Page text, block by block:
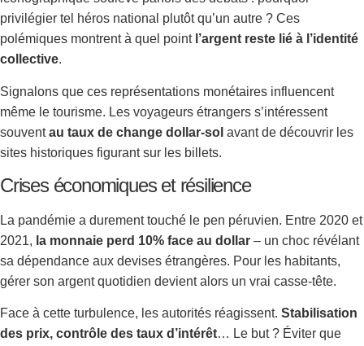
privilégier tel héros national plutôt qu’un autre ? Ces
polémiques montrent à quel point l’argent reste lié à l’identité
collective.
Signalons que ces représentations monétaires influencent
même le tourisme. Les voyageurs étrangers s’intéressent
souventau taux de change dollar-sol avant de découvrir les
sites historiques figurant sur les billets.
Crises économiques et résilience
La pandémie a durement touché le pen péruvien. Entre 2020 et
2021, la monnaie perd 10% face au dollar – un choc révélant
sa dépendance aux devises étrangères. Pour les habitants,
gérer son argent quotidien devient alors un vrai casse-tête.
Face à cette turbulence, les autorités réagissent. Stabilisation
des prix, contrôle des taux d’intérêt… Le but ? Éviter que